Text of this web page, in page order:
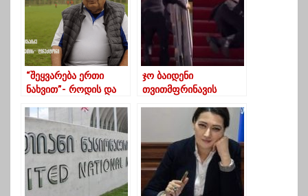
“შეყვარება ერთი
ნახვით”- როდის და
ქალთა საფეხბურთო
კლუბი
ლანჩხუთში(ვიდეო)
ჯო ბაიდენი
თვითმფრინავის